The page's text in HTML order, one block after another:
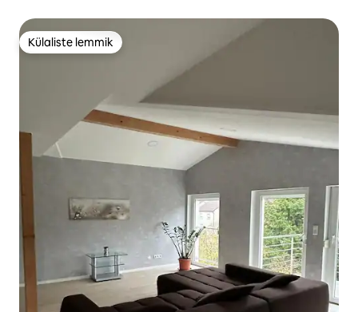
Külaliste lemmik
Külaliste lemmik